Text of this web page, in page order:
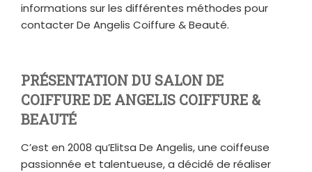
informations sur les différentes méthodes pour
contacter De Angelis Coiffure & Beauté.
PRÉSENTATION DU SALON DE
COIFFURE DE ANGELIS COIFFURE &
BEAUTÉ
C’est en 2008 qu’Elitsa De Angelis, une coiffeuse
passionnée et talentueuse, a décidé de réaliser